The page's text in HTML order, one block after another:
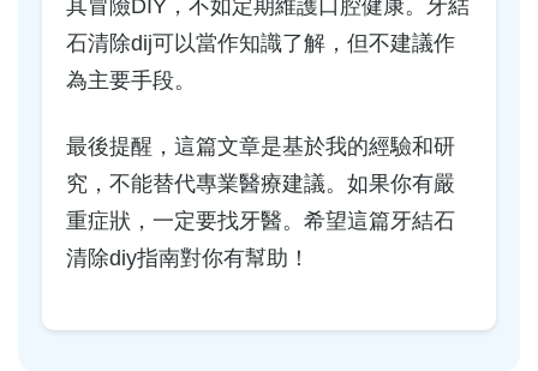
其冒險DIY，不如定期維護口腔健康。牙結
石清除dij可以當作知識了解，但不建議作
為主要手段。
最後提醒，這篇文章是基於我的經驗和研
究，不能替代專業醫療建議。如果你有嚴
重症狀，一定要找牙醫。希望這篇牙結石
清除diy指南對你有幫助！